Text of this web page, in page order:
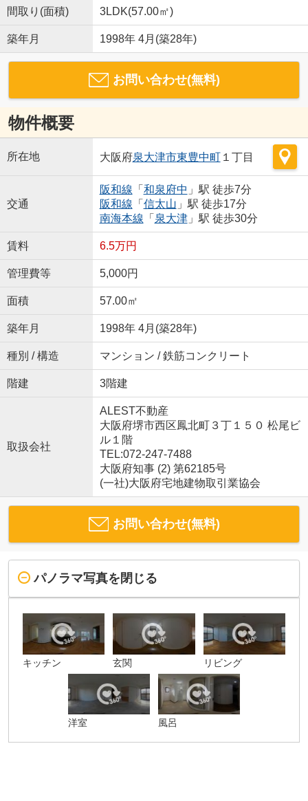
間取り(面積) 3LDK(57.00㎡)
築年月 1998年 4月(築28年)
お問い合わせ(無料)
物件概要
所在地 大阪府泉大津市東豊中町１丁目
交通
阪和線 「 和泉府中 」駅 徒歩7分
阪和線 「 信太山 」駅 徒歩17分
南海本線 「 泉大津」駅 徒歩30分
賃料 6.5万円
管理費等 5,000円
面積 57.00㎡
築年月 1998年 4月(築28年)
種別 / 構造 マンション / 鉄筋コンクリート
階建 3階建
取扱会社
ALEST不動産
大阪府堺市西区鳳北町３丁１５０ 松尾ビ
ル１階
TEL:072-247-7488
大阪府知事 (2) 第62185号
(一社)大阪府宅地建物取引業協会
お問い合わせ(無料)
パノラマ写真を閉じる
キッチン 玄関 リビング
洋室 風呂